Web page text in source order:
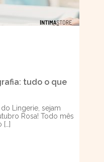
tudo o que
Lingerie, sejam
Rosa! Todo mês
[…]